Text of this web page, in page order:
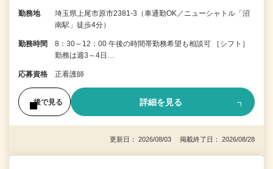
勤務地
埼玉県上尾市原市2381-3（車通勤OK／ニューシャトル「沼
南駅」徒歩4分）
勤務時間
8：30～12：00 午後の時間帯勤務希望も相談可 ［シフト］
勤務は週3～4日…
応募資格 正看護師
後で見る 詳細を見る
更新日： 2026/08/03 掲載終了日： 2026/08/28